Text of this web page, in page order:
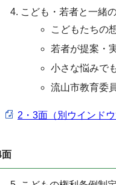
こども・若者と一緒
こどもたち
若者が提案・
小さな悩みで
流山市教育委
2・3面（別ウインド
面